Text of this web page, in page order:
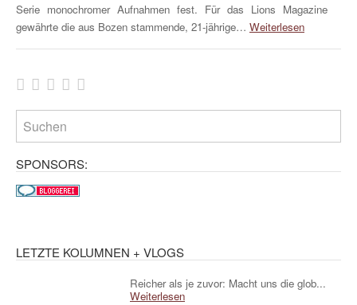
Serie monochromer Aufnahmen fest. Für das Lions Magazine
gewährte die aus Bozen stammende, 21-jährige… Weiterlesen
SPONSORS:
LETZTE KOLUMNEN + VLOGS
Reicher als je zuvor: Macht uns die glob...
Weiterlesen